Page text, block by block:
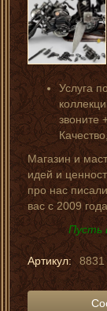
Услуга
звоните
Магазин и
идей и
про нас
вас с 2009
Пусть
Артикул: 8831